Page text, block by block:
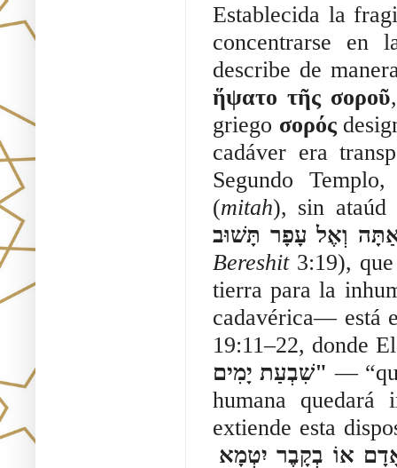
Establecida la
concentrarse en
describe de
ἥψατο τῆς σοροῦ
griego σορός
cadáver era
Segundo
(mitah), sin ataúd
Bereshit 3:19),
tierra para la
cadavérica— está
19:11–22, donde
שִׁבְעַת יָמִים" —
humana
extiende esta